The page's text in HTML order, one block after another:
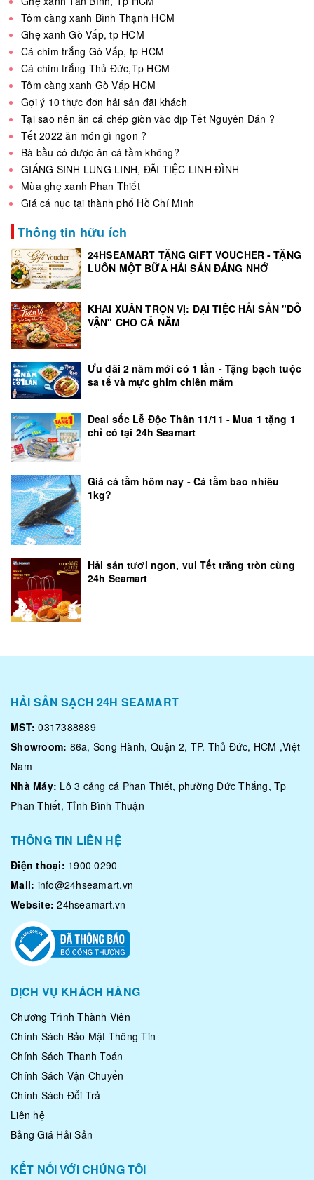
Tôm càng xanh Bình Thạnh HCM
Ghẹ xanh Gò Vấp, tp HCM
Cá chim trắng Gò Vấp, tp HCM
Cá chim trắng Thủ Đức,Tp HCM
Tôm càng xanh Gò Vấp HCM
Gợi ý 10 thực đơn hải sản đãi khách
Tại sao nên ăn cá chép giòn vào dịp Tết Nguyên Đán ?
Tết 2022 ăn món gì ngon ?
Bà bầu có được ăn cá tầm không?
GIÁNG SINH LUNG LINH, ĐÃI TIỆC LINH ĐÌNH
Mùa ghẹ xanh Phan Thiết
Giá cá nục tại thành phố Hồ Chí Minh
Thông tin hữu ích
24HSEAMART TẶNG GIFT VOUCHER - TẶNG
LUÔN MỘT BỮA HẢI SẢN ĐÁNG NHỚ
KHAI XUÂN TRỌN VỊ: ĐẠI TIỆC HẢI SẢN "ĐỎ
VẬN" CHO CẢ NĂM
Ưu đãi 2 năm mới có 1 lần - Tặng bạch tuộc
sa tế và mực ghim chiên mắm
Deal sốc Lễ Độc Thân 11/11 - Mua 1 tặng 1
chỉ có tại 24h Seamart
Giá cá tầm hôm nay - Cá tầm bao nhiêu
1kg?
Hải sản tươi ngon, vui Tết trăng tròn cùng
24h Seamart
HẢI SẢN SẠCH 24H SEAMART
MST: 0317388889
Showroom: 86a, Song Hành, Quận 2, TP. Thủ Đức, HCM ,Việt
Nam
Nhà Máy: Lô 3 cảng cá Phan Thiết, phường Đức Thắng, Tp
Phan Thiết, Tỉnh Bình Thuận
THÔNG TIN LIÊN HỆ
Điện thoại: 1900 0290
Mail: info@24hseamart.vn
Website: 24hseamart.vn
DỊCH VỤ KHÁCH HÀNG
Chương Trình Thành Viên
Chính Sách Bảo Mật Thông Tin
Chính Sách Thanh Toán
Chính Sách Vận Chuyển
Chính Sách Đổi Trả
Liên hệ
Bảng Giá Hải Sản
KẾT NỐI VỚI CHÚNG TÔI